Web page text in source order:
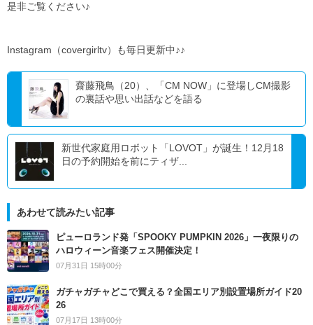
是非ご覧ください♪
Instagram（covergirltv）も毎日更新中♪♪
齋藤飛鳥（20）、「CM NOW」に登場しCM撮影
の裏話や思い出話などを語る
新世代家庭用ロボット「LOVOT」が誕生！12月18
日の予約開始を前にティザ...
あわせて読みたい記事
ピューロランド発「SPOOKY PUMPKIN 2026」一夜限りの
ハロウィーン音楽フェス開催決定！
07月31日 15時00分
ガチャガチャどこで買える？全国エリア別設置場所ガイド20
26
07月17日 13時00分